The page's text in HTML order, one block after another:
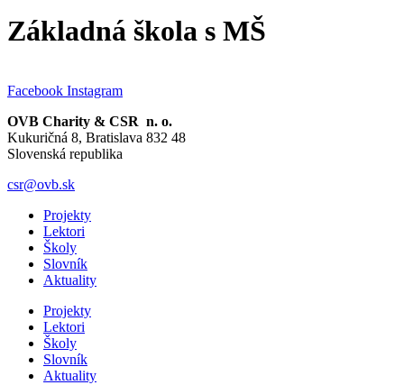
Základná škola s MŠ
Facebook Instagram
OVB Charity & CSR n. o.
Kukuričná 8, Bratislava 832 48
Slovenská republika
csr@ovb.sk
Projekty
Lektori
Školy
Slovník
Aktuality
Projekty
Lektori
Školy
Slovník
Aktuality